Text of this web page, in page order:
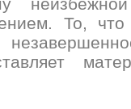
То, что